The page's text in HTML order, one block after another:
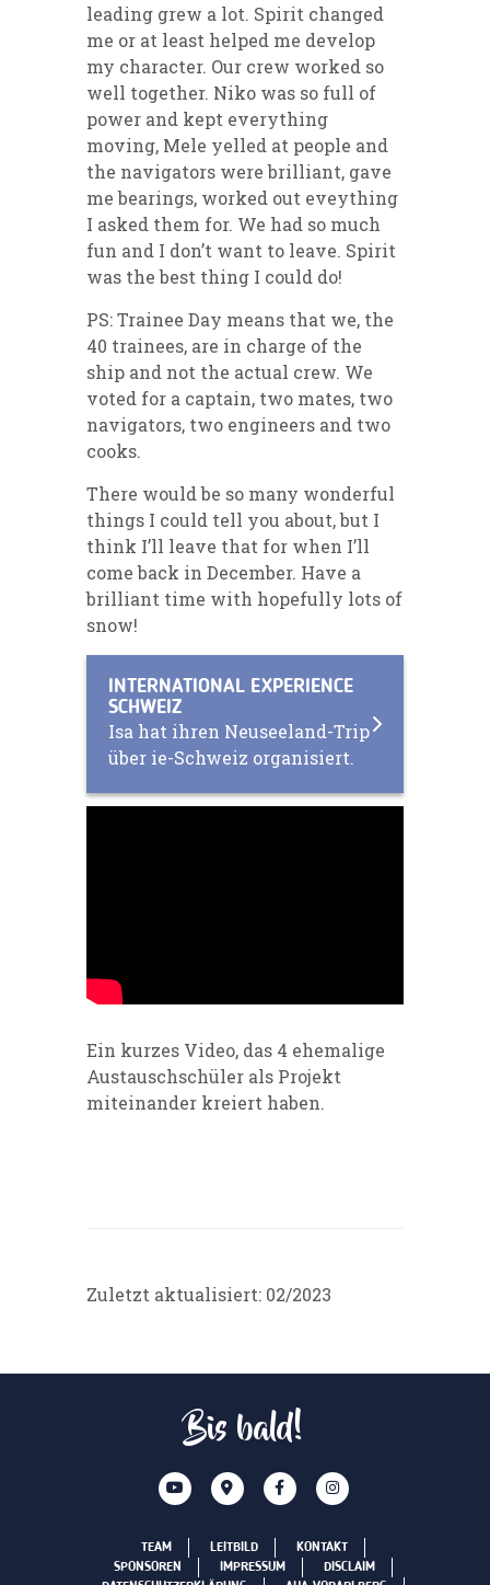
leading grew a lot. Spirit changed
me or at least helped me develop
my character. Our crew worked so
well together. Niko was so full of
power and kept everything
moving, Mele yelled at people and
the navigators were brilliant, gave
me bearings, worked out eveything
I asked them for. We had so much
fun and I don’t want to leave. Spirit
was the best thing I could do!
PS: Trainee Day means that we, the
40 trainees, are in charge of the
ship and not the actual crew. We
voted for a captain, two mates, two
navigators, two engineers and two
cooks.
There would be so many wonderful
things I could tell you about, but I
think I’ll leave that for when I’ll
come back in December. Have a
brilliant time with hopefully lots of
snow!
INTERNATIONAL EXPERIENCE
SCHWEIZ
Isa hat ihren Neuseeland-Trip
über ie-Schweiz organisiert.
Ein kurzes Video, das 4 ehemalige
Austauschschüler als Projekt
miteinander kreiert haben.
Zuletzt aktualisiert: 02/2023
Bis bald!
TEAM LEITBILD
KONTAKT
SPONSOREN
IMPRESSUM
DISCLAIM